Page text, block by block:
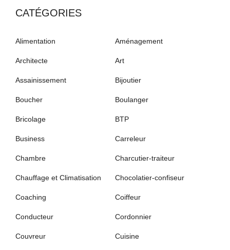
CATÉGORIES
Alimentation Aménagement
Architecte Art
Assainissement Bijoutier
Boucher Boulanger
Bricolage BTP
Business Carreleur
Chambre Charcutier-traiteur
Chauffage et Climatisation Chocolatier-confiseur
Coaching Coiffeur
Conducteur Cordonnier
Couvreur Cuisine